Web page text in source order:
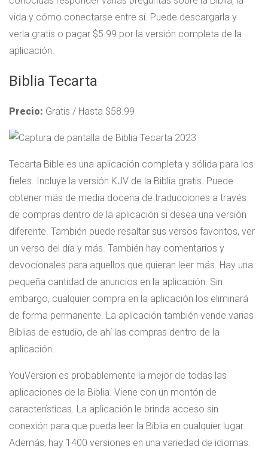
vida y cómo conectarse entre sí. Puede descargarla y
verla gratis o pagar $5.99 por la versión completa de la
aplicación.
Biblia Tecarta
Precio: Gratis / Hasta $58.99
Tecarta Bible es una aplicación completa y sólida para los
fieles. Incluye la versión KJV de la Biblia gratis. Puede
obtener más de media docena de traducciones a través
de compras dentro de la aplicación si desea una versión
diferente. También puede resaltar sus versos favoritos, ver
un verso del día y más. También hay comentarios y
devocionales para aquellos que quieran leer más. Hay una
pequeña cantidad de anuncios en la aplicación. Sin
embargo, cualquier compra en la aplicación los eliminará
de forma permanente. La aplicación también vende varias
Biblias de estudio, de ahí las compras dentro de la
aplicación.
YouVersion es probablemente la mejor de todas las
aplicaciones de la Biblia. Viene con un montón de
características. La aplicación le brinda acceso sin
conexión para que pueda leer la Biblia en cualquier lugar.
Además, hay 1400 versiones en una variedad de idiomas.